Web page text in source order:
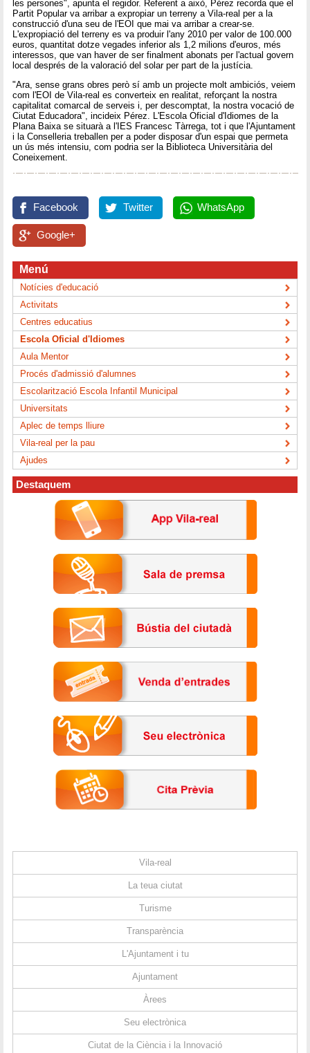
les persones", apunta el regidor. Referent a això, Pérez recorda que el
Partit Popular va arribar a expropiar un terreny a Vila-real per a la
construcció d'una seu de l'EOI que mai va arribar a crear-se.
L'expropiació del terreny es va produir l'any 2010 per valor de 100.000
euros, quantitat dotze vegades inferior als 1,2 milions d'euros, més
interessos, que van haver de ser finalment abonats per l'actual govern
local després de la valoració del solar per part de la justícia.
"Ara, sense grans obres però sí amb un projecte molt ambiciós, veiem
com l'EOI de Vila-real es converteix en realitat, reforçant la nostra
capitalitat comarcal de serveis i, per descomptat, la nostra vocació de
Ciutat Educadora", incideix Pérez. L'Escola Oficial d'Idiomes de la
Plana Baixa se situarà a l'IES Francesc Tàrrega, tot i que l'Ajuntament
i la Conselleria treballen per a poder disposar d'un espai que permeta
un ús més intensiu, com podria ser la Biblioteca Universitària del
Coneixement.
Facebook Twitter WhatsApp
Google+
Menú
Notícies d'educació
Activitats
Centres educatius
Escola Oficial d'Idiomes
Aula Mentor
Procés d'admissió d'alumnes
Escolarització Escola Infantil Municipal
Universitats
Aplec de temps lliure
Vila-real per la pau
Ajudes
Destaquem
Vila-real
La teua ciutat
Turisme
Transparència
L'Ajuntament i tu
Ajuntament
Àrees
Seu electrònica
Ciutat de la Ciència i la Innovació